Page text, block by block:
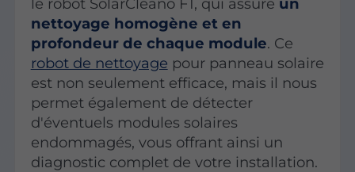
nettoyage homogène et en
profondeur de chaque module. Ce
robot de nettoyage pour panneau solaire
est non seulement efficace, mais il nous
permet également de détecter
d'éventuels modules solaires
endommagés, vous offrant ainsi un
diagnostic complet de votre installation.